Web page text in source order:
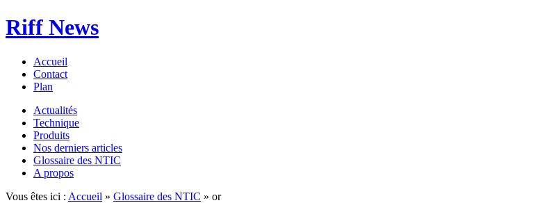
Riff News
Accueil
Contact
Plan
Actualités
Technique
Produits
Nos derniers articles
Glossaire des NTIC
A propos
Vous êtes ici : Accueil » Glossaire des NTIC » or